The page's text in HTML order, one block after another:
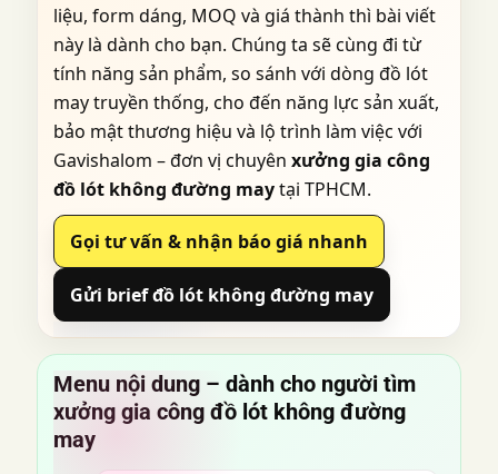
liệu, form dáng, MOQ và giá thành thì bài viết
này là dành cho bạn. Chúng ta sẽ cùng đi từ
tính năng sản phẩm, so sánh với dòng đồ lót
may truyền thống, cho đến năng lực sản xuất,
bảo mật thương hiệu và lộ trình làm việc với
Gavishalom – đơn vị chuyên xưởng gia công
đồ lót không đường maytại TPHCM.
Gọi tư vấn & nhận báo giá nhanh
Gửi brief đồ lót không đường may
Menu nội dung – dành cho người tìm
xưởng gia công đồ lót không đường
may